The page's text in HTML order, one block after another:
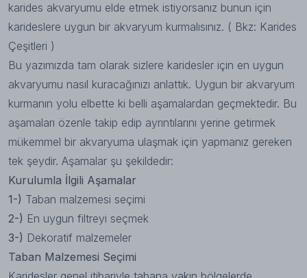
karides akvaryumu elde etmek istiyorsanız bunun için
karideslere uygun bir akvaryum kurmalısınız. ( Bkz: Karides
Çeşitleri )
Bu yazımızda tam olarak sizlere karidesler için en uygun
akvaryumu nasıl kuracağınızı anlattık. Uygun bir akvaryum
kurmanın yolu elbette ki belli aşamalardan geçmektedir. Bu
aşamaları özenle takip edip ayrıntılarını yerine getirmek
mükemmel bir akvaryuma ulaşmak için yapmanız gereken
tek şeydir. Aşamalar şu şekildedir:
Kurulumla İlgili Aşamalar
1-) Taban malzemesi seçimi
2-) En uygun filtreyi seçmek
3-) Dekoratif malzemeler
Taban Malzemesi Seçimi